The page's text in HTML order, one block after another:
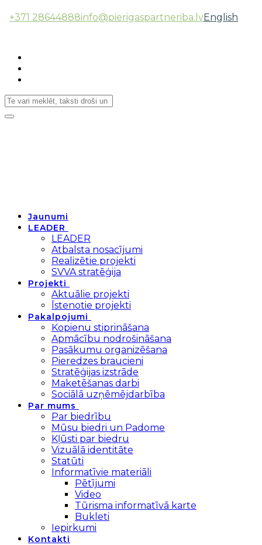
+371 28644888info@pierigaspartneriba.lvEnglish
Toggle
Jaunumi
LEADER
LEADER
Atbalsta nosacījumi
Realizētie projekti
SVVA stratēģija
Projekti
Aktuālie projekti
Īstenotie projekti
Pakalpojumi
Kopienu stiprināšana
Apmācību nodrošināšana
Pasākumu organizēšana
Pieredzes braucieni
Stratēģijas izstrāde
Maketēšanas darbi
Sociālā uzņēmējdarbība
Par mums
Par biedrību
Mūsu biedri un Padome
Kļūsti par biedru
Vizuālā identitāte
Statūti
Informatīvie materiāli
Pētījumi
Video
Tūrisma informatīvā karte
Bukleti
Iepirkumi
Kontakti